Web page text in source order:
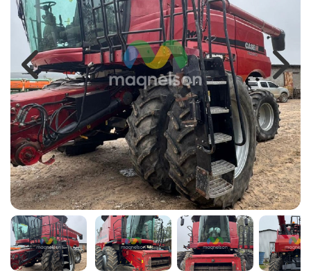
Previous Next